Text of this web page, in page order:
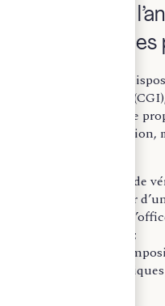
I) Principe de
foncière sur
En application des
Général des Impôts
l’année entière par le
de l’année
qu’il convient de
pour bénéficier
dégrèvement
) ;
que la base
des